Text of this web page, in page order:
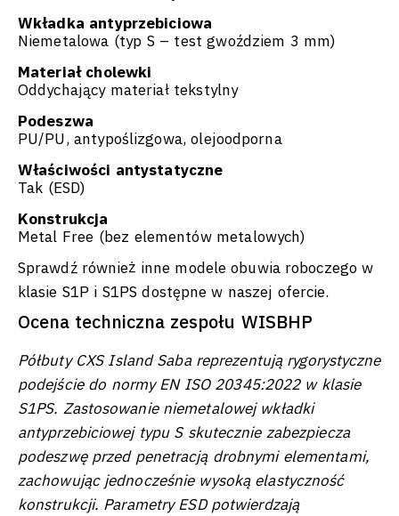
Wkładka antyprzebiciowa
Niemetalowa (typ S – test gwoździem 3 mm)
Materiał cholewki
Oddychający materiał tekstylny
Podeszwa
PU/PU, antypoślizgowa, olejoodporna
Właściwości antystatyczne
Tak (ESD)
Konstrukcja
Metal Free (bez elementów metalowych)
Sprawdź również inne modele obuwia roboczego w
klasie S1P i S1PS dostępne w naszej ofercie.
Ocena techniczna zespołu WISBHP
Półbuty CXS Island Saba reprezentują rygorystyczne
podejście do normy EN ISO 20345:2022 w klasie
S1PS. Zastosowanie niemetalowej wkładki
antyprzebiciowej typu S skutecznie zabezpiecza
podeszwę przed penetracją drobnymi elementami,
zachowując jednocześnie wysoką elastyczność
konstrukcji. Parametry ESD potwierdzają